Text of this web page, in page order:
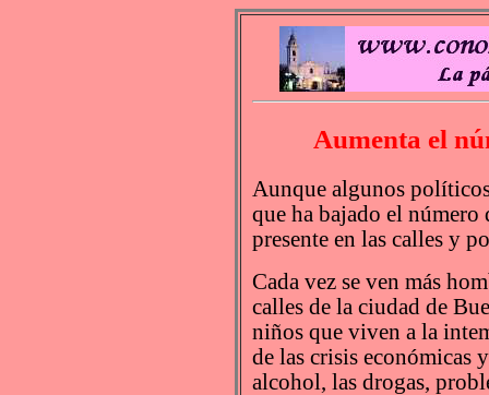
Aumenta el
Aunque algunos
que ha bajado el número
presente en las calles y
Cada vez se ven más
calles de la ciudad de
niños que viven a la
de las crisis económicas
alcohol, las drogas,